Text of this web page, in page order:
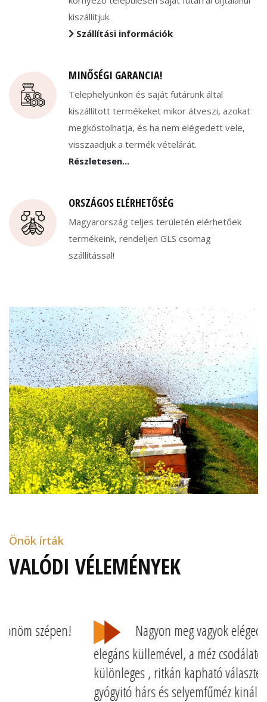
kiszállítjuk.
Szállítási információk
MINŐSÉGI GARANCIA!
Telephelyünkön és saját futárunk által
kiszállított termékeket mikor átveszi, azokat
megkóstolhatja, és ha nem elégedett vele,
visszaadjuk a termék vételárát.
Részletesen...
ORSZÁGOS ELÉRHETŐSÉG
Magyarország teljes területén elérhetőek
termékeink, rendeljen GLS csomag
szállítással!
Önök írták
VALÓDI VÉLEMÉNYEK
Nagyon meg vagyok elégedve a termék
elegáns küllemével, a méz csodálatos izével és
különleges , ritkán kapható választékával is ,mint a
gyógyitó hárs és selyemfűméz kinálatával is !